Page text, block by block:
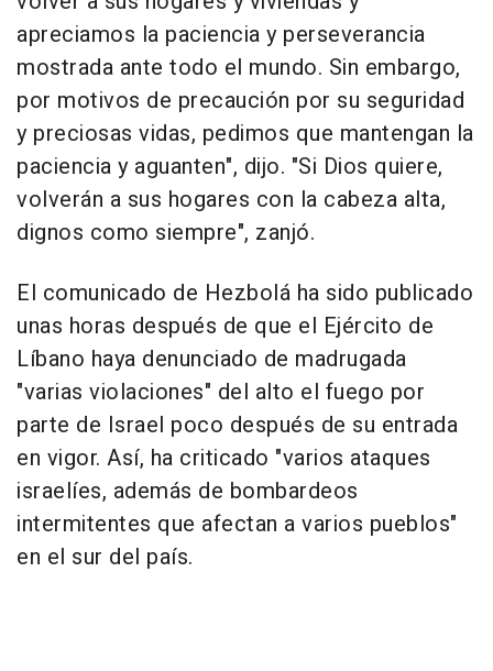
apreciamos la paciencia y perseverancia
mostrada ante todo el mundo. Sin embargo,
por motivos de precaución por su seguridad
y preciosas vidas, pedimos que mantengan la
paciencia y aguanten", dijo. "Si Dios quiere,
volverán a sus hogares con la cabeza alta,
dignos como siempre", zanjó.
El comunicado de Hezbolá ha sido publicado
unas horas después de que el Ejército de
Líbano haya denunciado de madrugada
"varias violaciones" del alto el fuego por
parte de Israel poco después de su entrada
en vigor. Así, ha criticado "varios ataques
israelíes, además de bombardeos
intermitentes que afectan a varios pueblos"
en el sur del país.